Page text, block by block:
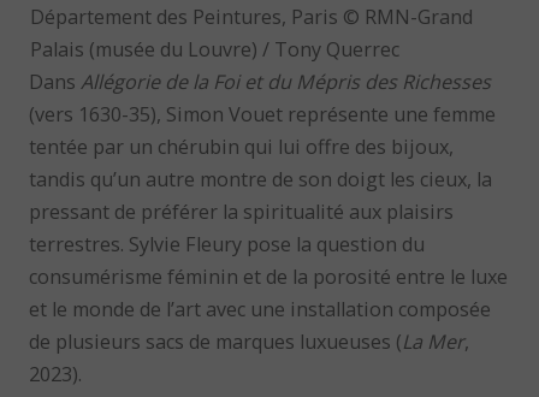
Département des Peintures, Paris © RMN-Grand
Palais (musée du Louvre) / Tony Querrec
DansAllégorie de la Foi et du Mépris des Richesses
(vers 1630-35), Simon Vouet représente une femme
tentée par un chérubin qui lui offre des bijoux,
tandis qu’un autre montre de son doigt les cieux, la
pressant de préférer la spiritualité aux plaisirs
terrestres. Sylvie Fleury pose la question du
consumérisme féminin et de la porosité entre le luxe
et le monde de l’art avec une installation composée
de plusieurs sacs de marques luxueuses (La Mer,
2023).